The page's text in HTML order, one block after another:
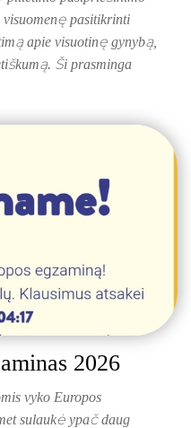
pasitikrinti
apie visuotinę gynybą,
Ši prasminga
2026
vyko Europos
sulaukė ypač daug